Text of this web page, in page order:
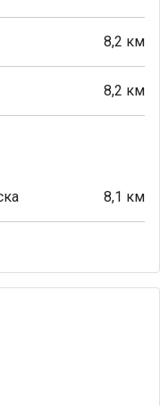
8,2 км
8,2 км
8,1 км